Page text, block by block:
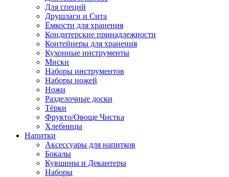
Для специй
Друшлаги и Сита
Ёмкости для хранения
Кондитерские принадлежности
Контейнеры для хранения
Кухонные инструменты
Миски
Наборы инструментов
Наборы ножей
Ножи
Разделочные доски
Тёрки
Фрукто/Овоще Чистка
Хлебницы
Напитки
Аксессуары для напитков
Бокалы
Кувшины и Декантеры
Наборы